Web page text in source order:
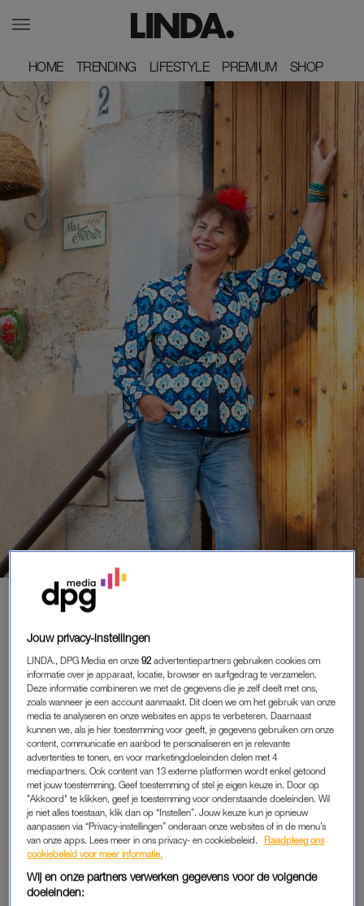
HOME
HOME TRENDING
TRENDING LIFESTYLE
LIFESTYLE PREMIUM
PREMIUM SHOP
SHOP
DEBBIE EN PAUL HADDEN AMPER
TIJD SAMEN TIJDENS OPNAMES
'B&B VOL LIEFDE'
ENTERTAINMENT
18-06-2024 | ANNA NEELTJE DE BOER
B&B-houder Debbie de Jong vond de liefde bij Paul in
het afgelopen seizoen vanB&B Vol Liefde. Maar echt
veel tijd met samen hadden de tortelduifjes destijds niet.
Dat vertelt de kleurrijke realityster in de podcastOver de
Liefde.
DEBBIE DE JONG
“Paul en ik zijn op een rare manier bij elkaar gekomen. Het
Jouw privacy-instellingen
LINDA., DPG Media en onze92 advertentiepartners gebruiken cookies om
informatie over je apparaat, locatie, browser en surfgedrag te verzamelen.
Deze informatie combineren we met de gegevens die je zelf deelt met ons,
zoals wanneer je een account aanmaakt. Dit doen we om het gebruik van onze
media te analyseren en onze websites en apps te verbeteren. Daarnaast
kunnen we, als je hier toestemming voor geeft, je gegevens gebruiken om onze
content, communicatie en aanbod te personaliseren en je relevante
advertenties te tonen, en voor marketingdoeleinden delen met 4
mediapartners. Ook content van 13 externe platformen wordt enkel getoond
met jouw toestemming. Geef toestemming of stel je eigen keuze in. Door op
"Akkoord" te klikken, geef je toestemming voor onderstaande doeleinden. Wil
je niet alles toestaan, klik dan op “Instellen”. Jouw keuze kun je opnieuw
aanpassen via “Privacy-instellingen” onderaan onze websites of in de menu’s
van onze apps. Lees meer in ons privacy- en cookiebeleid.
Raadpleeg ons
cookiebeleid voor meer informatie.
Wij en onze partners verwerken gegevens voor de volgende
doeleinden: